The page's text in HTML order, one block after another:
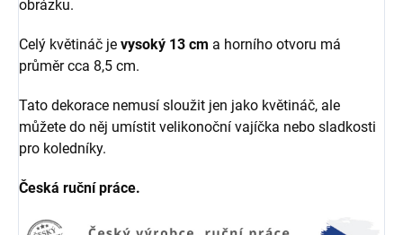
obrázku.
Celý květináč je vysoký 13 cm a horního otvoru má
průměr cca 8,5 cm.
Tato dekorace nemusí sloužit jen jako květináč, ale
můžete do něj umístit velikonoční vajíčka nebo sladkosti
pro koledníky.
Česká ruční práce.